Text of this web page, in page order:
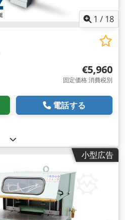
1 / 18
€5,960
固定価格 消費税別
電話する
小型広告